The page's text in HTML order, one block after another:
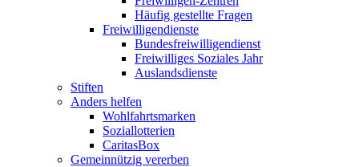
Häufig gestellte Fragen
Freiwilligendienste
Bundesfreiwilligendienst
Freiwilliges Soziales Jahr
Auslandsdienste
Stiften
Anders helfen
Wohlfahrtsmarken
Soziallotterien
CaritasBox
Gemeinnützig vererben